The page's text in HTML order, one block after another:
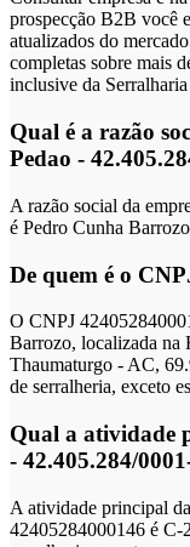
prospecção B2B você
atualizados do
completas sobre mais
inclusive da
Qual é a razão
Pedao -
A razão social da
é Pedro Cunha
De quem é o
O CNPJ
Barrozo, localizada na
Thaumaturgo - AC,
de serralheria, exceto
Qual a atividade
- 42.405.284/
A atividade principal
42405284000146 é C-